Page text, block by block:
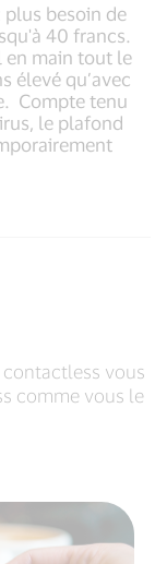
plus besoin de
40 francs.
en main tout le
élevé qu’avec
Compte tenu
le plafond
contactless vous
comme vous le